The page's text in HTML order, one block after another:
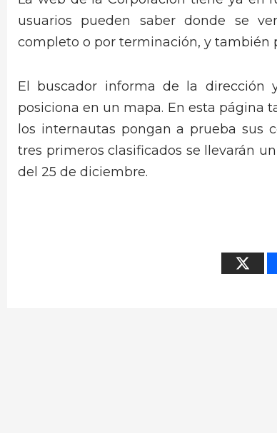
usuarios pueden saber donde se
completo o por terminación, y también
El buscador informa de la dirección
posiciona en un mapa. En esta página
los internautas pongan a prueba sus
tres primeros clasificados se llevarán
del 25 de diciembre.